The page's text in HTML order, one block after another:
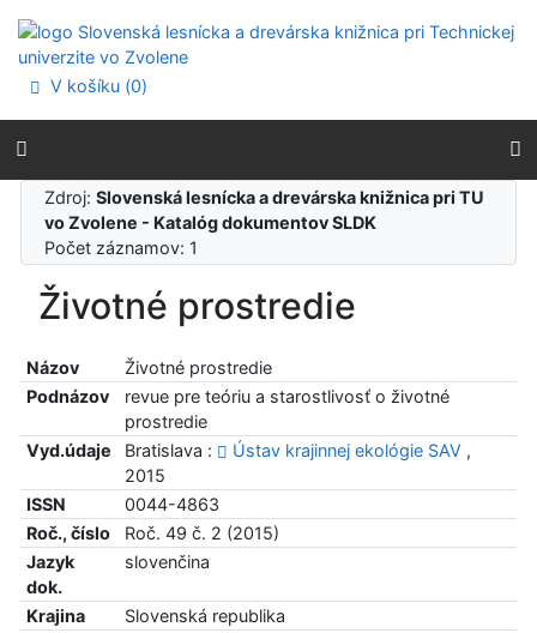
Prejsť na menu
Prehlásenie o webovej prístupnosti
V košíku (0)
Zdroj:Slovenská lesnícka a drevárska knižnica pri TU
vo Zvolene - Katalóg dokumentov SLDK
Počet záznamov: 1
Životné prostredie
Názov
Životné prostredie
Podnázov
revue pre teóriu a starostlivosť o životné
prostredie
Vyd.údaje
Bratislava : Ústav krajinnej ekológie SAV,
2015
ISSN
0044-4863
Roč., číslo
Roč. 49 č. 2 (2015)
Jazyk
dok.
slovenčina
Krajina
Slovenská republika